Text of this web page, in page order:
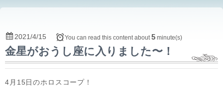
金星がおうし座に入りました〜！
2021/4/15 You can read this content about5 minute(s)
4月15日のホロスコープ！